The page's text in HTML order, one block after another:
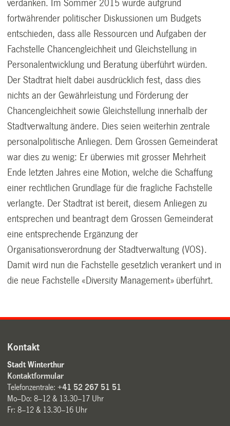
verdanken. Im Sommer 2015 wurde aufgrund
fortwährender politischer Diskussionen um Budgets
entschieden, dass alle Ressourcen und Aufgaben der
Fachstelle Chancengleichheit und Gleichstellung in
Personalentwicklung und Beratung überführt würden.
Der Stadtrat hielt dabei ausdrücklich fest, dass dies
nichts an der Gewährleistung und Förderung der
Chancengleichheit sowie Gleichstellung innerhalb der
Stadtverwaltung ändere. Dies seien weiterhin zentrale
personalpolitische Anliegen. Dem Grossen Gemeinderat
war dies zu wenig: Er überwies mit grosser Mehrheit
Ende letzten Jahres eine Motion, welche die Schaffung
einer rechtlichen Grundlage für die fragliche Fachstelle
verlangte. Der Stadtrat ist bereit, diesem Anliegen zu
entsprechen und beantragt dem Grossen Gemeinderat
eine entsprechende Ergänzung der
Organisationsverordnung der Stadtverwaltung (VOS).
Damit wird nun die Fachstelle gesetzlich verankert und in
die neue Fachstelle «Diversity Management» überführt.
Kontakt
Stadt Winterthur
Kontaktformular
Telefonzentrale:+41 52 267 51 51
Mo–Do: 8–12 & 13.30–17 Uhr
Fr: 8–12 & 13.30–16 Uhr